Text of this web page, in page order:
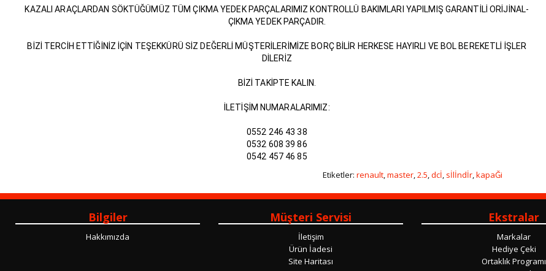
KAZALI ARAÇLARDAN SÖKTÜĞÜMÜZ TÜM ÇIKMA YEDEK PARÇALARIMIZ KONTROLLÜ BAKIMLARI YAPILMIŞ GARANTİLİ ORİJİNAL-
ÇIKMA YEDEK PARÇADIR.
BİZİ TERCİH ETTİĞİNİZ İÇİN TEŞEKKÜRÜ SİZ DEĞERLİ MÜŞTERİLERİMİZE BORÇ BİLİR HERKESE HAYIRLI VE BOL BEREKETLİ İŞLER
DİLERİZ
BİZİ TAKİPTE KALIN.
İLETİŞİM NUMARALARIMIZ:
0552 246 43 38
0532 608 39 86
0542 457 46 85
Etiketler: renault,master,2.5,dcİ, sİlİndİr,kapaĞi
Bilgiler
Hakkımızda
Müşteri Servisi
İletişim
Ürün İadesi
Site Haritası
Ekstralar
Markalar
Hediye Çeki
Ortaklık Programı